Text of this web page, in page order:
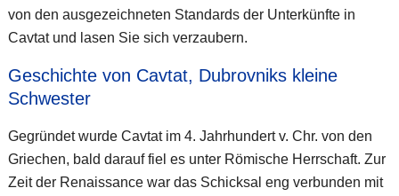
von den ausgezeichneten Standards der Unterkünfte in
Cavtat und lasen Sie sich verzaubern.
Geschichte von Cavtat, Dubrovniks kleine
Schwester
Gegründet wurde Cavtat im 4. Jahrhundert v. Chr. von den
Griechen, bald darauf fiel es unter Römische Herrschaft. Zur
Zeit der Renaissance war das Schicksal eng verbunden mit